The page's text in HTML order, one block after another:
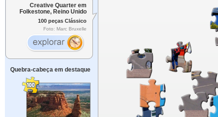
Creative Quarter em
Folkestone, Reino Unido
100 peças Clássico
Foto: Marc Bruxelle
Quebra-cabeça em destaque